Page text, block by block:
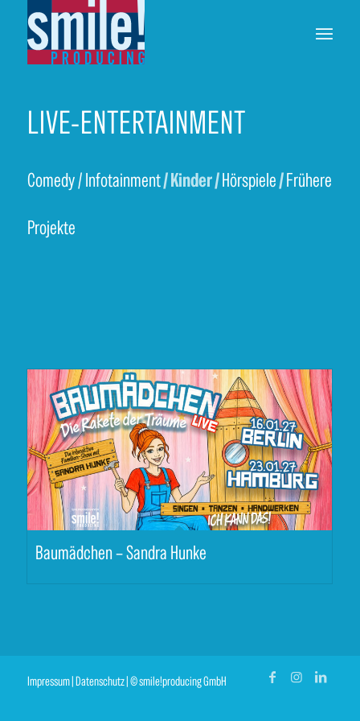
LIVE-ENTERTAINMENT
Comedy/Infotainment/ Kinder /Hörspiele/Frühere
Projekte
Baumädchen – Sandra Hunke
Impressum|Datenschutz| © smile!producing GmbH